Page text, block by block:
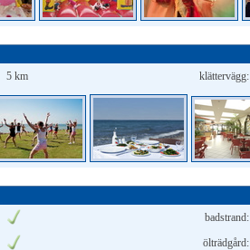
5 km klättervägg:
badstrand:
ölträdgård: